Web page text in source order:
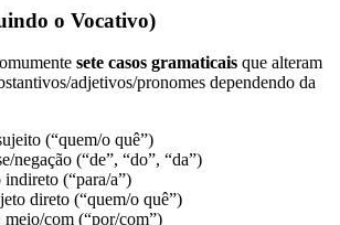
o Vocativo)
sete casos gramaticais que alteram
adjetivos/pronomes dependendo da
(“quem/o quê”)
negação (“de”, “do”, “da”)
indireto (“para/a”)
direto (“quem/o quê”)
meio/com (“por/com”)